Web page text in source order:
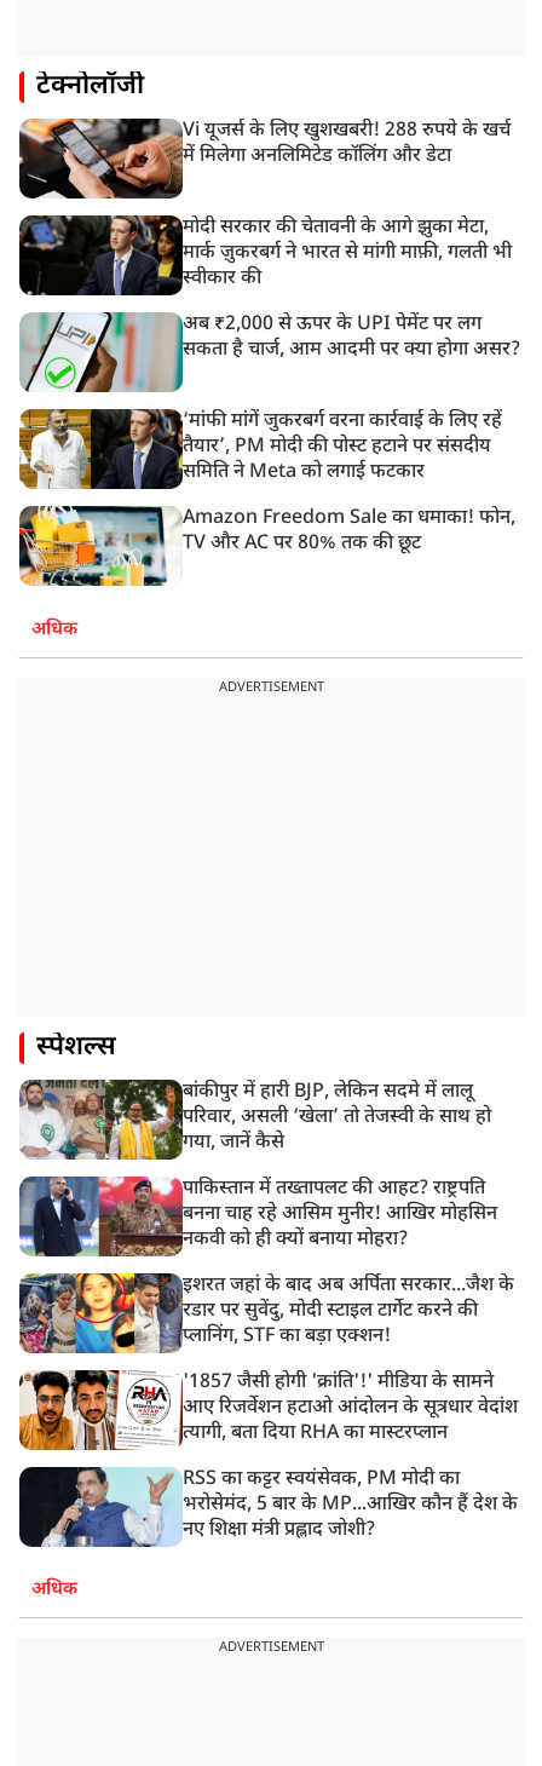
टेक्नोलॉजी
Vi यूजर्स के लिए खुशखबरी! 288 रुपये के खर्च
में मिलेगा अनलिमिटेड कॉलिंग और डेटा
मोदी सरकार की चेतावनी के आगे झुका मेटा,
मार्क ज़ुकरबर्ग ने भारत से मांगी माफ़ी, गलती भी
स्वीकार की
अब ₹2,000 से ऊपर के UPI पेमेंट पर लग
सकता है चार्ज, आम आदमी पर क्या होगा असर?
‘मांफी मांगें जुकरबर्ग वरना कार्रवाई के लिए रहें
तैयार’, PM मोदी की पोस्ट हटाने पर संसदीय
समिति ने Meta को लगाई फटकार
Amazon Freedom Sale का धमाका! फोन,
TV और AC पर 80% तक की छूट
अधिक
ADVERTISEMENT
स्पेशल्स
बांकीपुर में हारी BJP, लेकिन सदमे में लालू
परिवार, असली ‘खेला’ तो तेजस्वी के साथ हो
गया, जानें कैसे
पाकिस्तान में तख्तापलट की आहट? राष्ट्रपति
बनना चाह रहे आसिम मुनीर! आखिर मोहसिन
नकवी को ही क्यों बनाया मोहरा?
इशरत जहां के बाद अब अर्पिता सरकार...जैश के
रडार पर सुवेंदु, मोदी स्टाइल टार्गेट करने की
प्लानिंग, STF का बड़ा एक्शन!
'1857 जैसी होगी 'क्रांति'!' मीडिया के सामने
आए रिजर्वेशन हटाओ आंदोलन के सूत्रधार वेदांश
त्यागी, बता दिया RHA का मास्टरप्लान
RSS का कट्टर स्वयंसेवक, PM मोदी का
भरोसेमंद, 5 बार के MP...आखिर कौन हैं देश के
नए शिक्षा मंत्री प्रह्लाद जोशी?
अधिक
ADVERTISEMENT